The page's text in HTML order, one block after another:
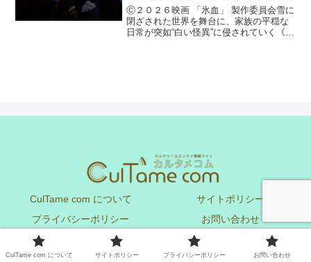
で、映画初共演が実現！
Ⓒ２０２６映画 「氷血」 製作委員会雪に
閉ざされた世界を舞台に、家族の平穏な
日常が突如“白い怪異”に侵されていく《侵
CulTame com について
サイトポリシー
プライバシーポリシー
お問い合わせ
Copyright © CulTame com All Rights Reserved.
CulTame com について サイトポリシー プライバシーポリシー お問い合わせ